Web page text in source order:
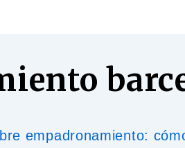
empadronamiento: